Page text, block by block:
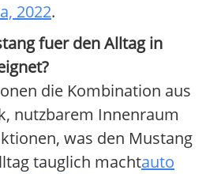
2022.
fuer den Alltag in
die Kombination aus
nutzbarem Innenraum
was den Mustang
tauglich machtauto